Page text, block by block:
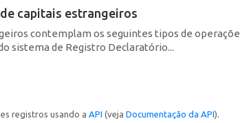
capitais estrangeiros
contemplam os seguintes tipos de
sistema de Registro Declaratório...
registros usando a API (veja Documentação da API).